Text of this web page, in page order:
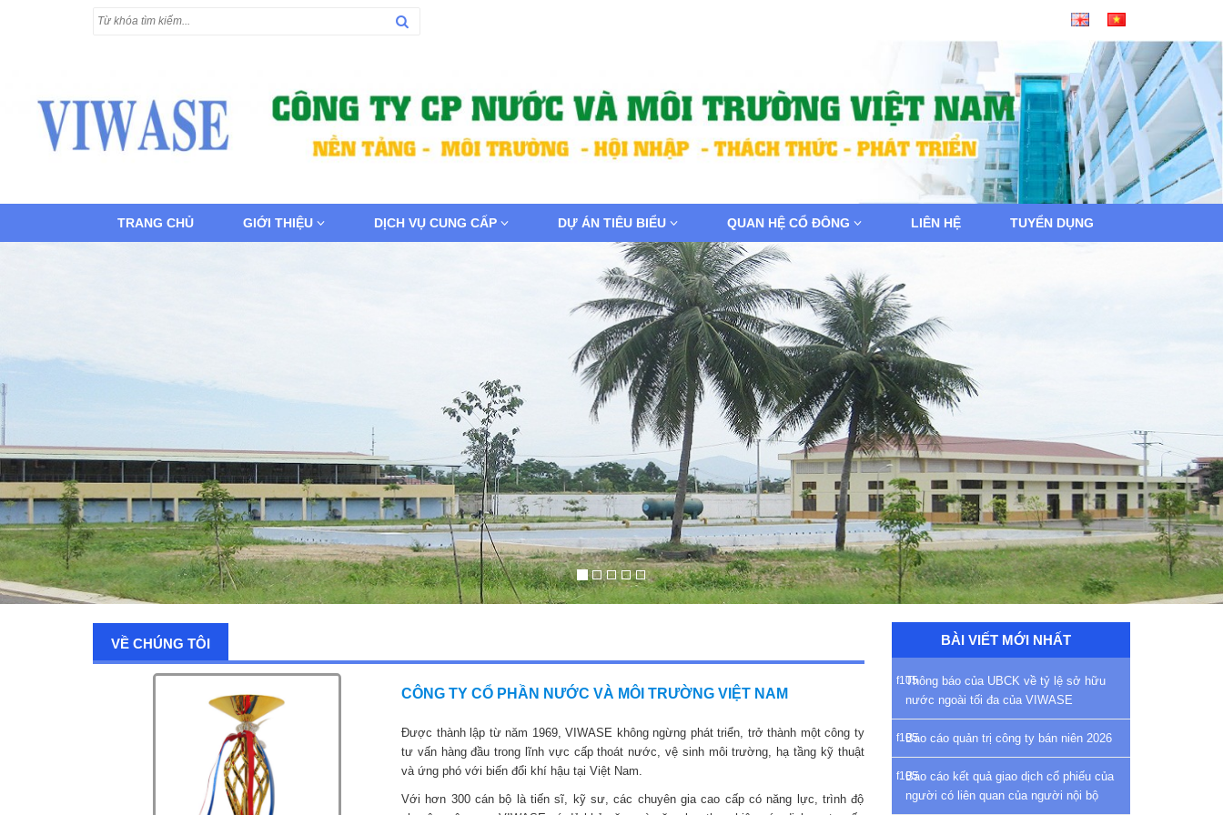
TRANG CHỦ GIỚI THIỆU DỊCH VỤ CUNG CẤP DỰ ÁN TIÊU BIỂU QUAN HỆ CỔ ĐÔNG LIÊN HỆ TUYỂN DỤNG
VỀ CHÚNG TÔI
CÔNG TY CỔ PHẦN NƯỚC VÀ MÔI TRƯỜNG VIỆT NAM
Được thành lập từ năm 1969, VIWASE không ngừng phát triển, trở thành một công ty
tư vấn hàng đầu trong lĩnh vực cấp thoát nước, vệ sinh môi trường, hạ tầng kỹ thuật
và ứng phó với biến đổi khí hậu tại Việt Nam.
Với hơn 300 cán bộ là tiến sĩ, kỹ sư, các chuyên gia cao cấp có năng lực, trình độ
BÀI VIẾT MỚI NHẤT
Thông báo của UBCK về tỷ lệ sở hữu
nước ngoài tối đa của VIWASE
Báo cáo quản trị công ty bán niên 2026
Báo cáo kết quả giao dịch cổ phiếu của
người có liên quan của người nội bộ